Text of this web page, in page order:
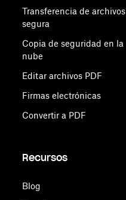
Transferencia de archivos
segura
Copia de seguridad en la
nube
Editar archivos PDF
Firmas electrónicas
Convertir a PDF
Recursos
Blog